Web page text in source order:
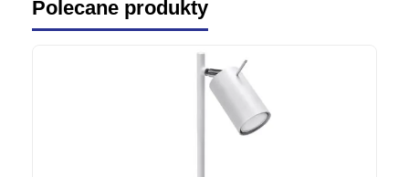
Polecane produkty